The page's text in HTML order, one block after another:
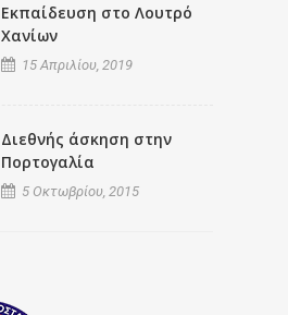
Εκπαίδευση στο Λουτρό
Χανίων
15 Απριλίου, 2019
Διεθνής άσκηση στην
Πορτογαλία
5 Οκτωβρίου, 2015